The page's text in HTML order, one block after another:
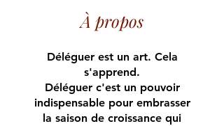
À propos
Déléguer est un art. Cela
s'apprend.
Déléguer c'est un pouvoir
indispensable pour embrasser
la saison de croissance qui